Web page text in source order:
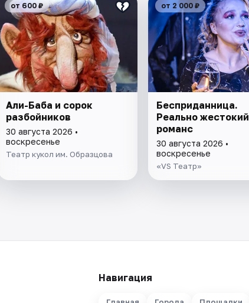
от 600 ₽
Али-Баба и сорок
разбойников
30 августа 2026 •
воскресенье
Театр кукол им. Образцова
от 2 000 ₽
Бесприданница.
Реально жестокий
романс
30 августа 2026 •
воскресенье
«VS Театр»
Навигация